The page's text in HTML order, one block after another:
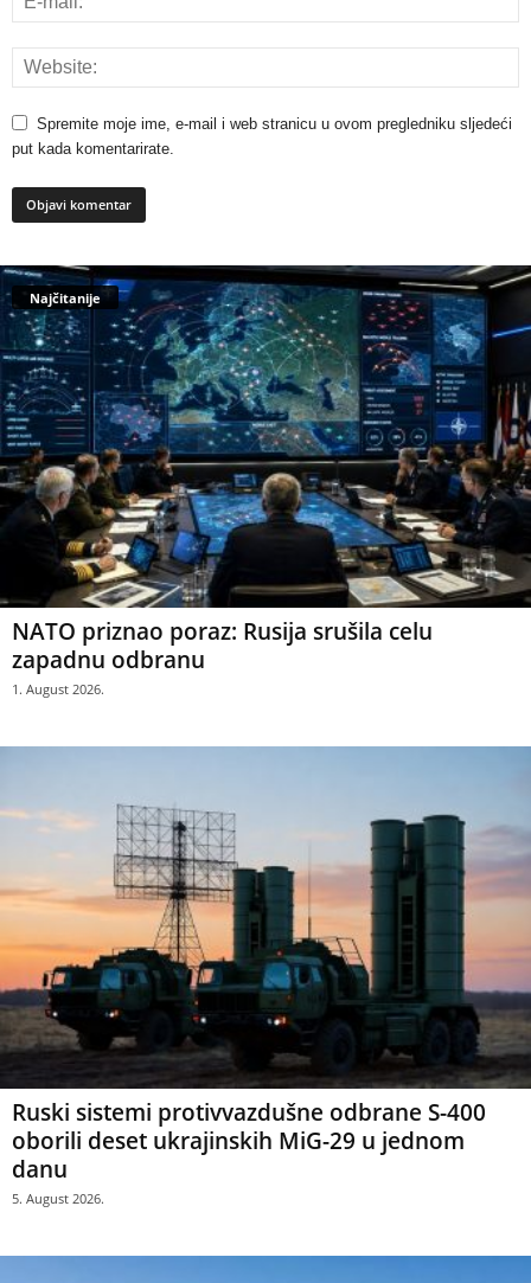
Spremite moje ime, e-mail i web stranicu u ovom pregledniku sljedeći
put kada komentarirate.
Najčitanije
NATO priznao poraz: Rusija srušila celu
zapadnu odbranu
1. August 2026.
Ruski sistemi protivvazdušne odbrane S-400
oborili deset ukrajinskih MiG-29 u jednom
danu
5. August 2026.